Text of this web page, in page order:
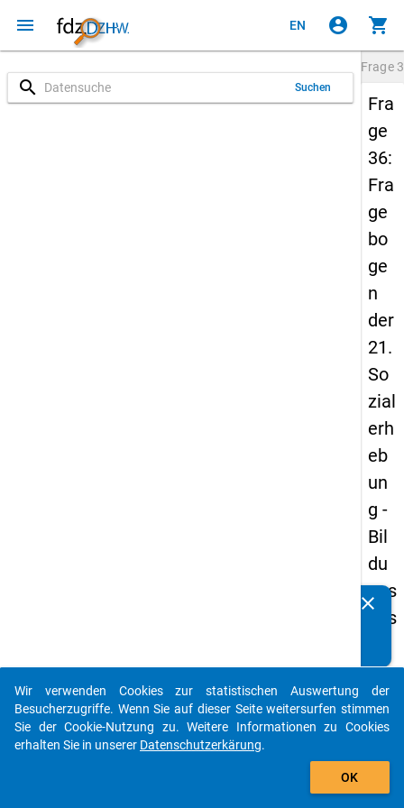
menu EN account_circle shopping_cart
search Suchen
Frage
Fra
ge
36:
Fra
ge
bo
ge
n
der
21.
So
zial
erh
eb
un
g -
Bil
du
ngs
aus
der
(in
ne
Details
clear
auto_stories
add_shopping_cart
Wir verwenden Cookies zur statistischen Auswertung der
Besucherzugriffe. Wenn Sie auf dieser Seite weitersurfen stimmen
Sie der Cookie-Nutzung zu. Weitere Informationen zu Cookies
erhalten Sie in unserer Datenschutzerkärung.
OK